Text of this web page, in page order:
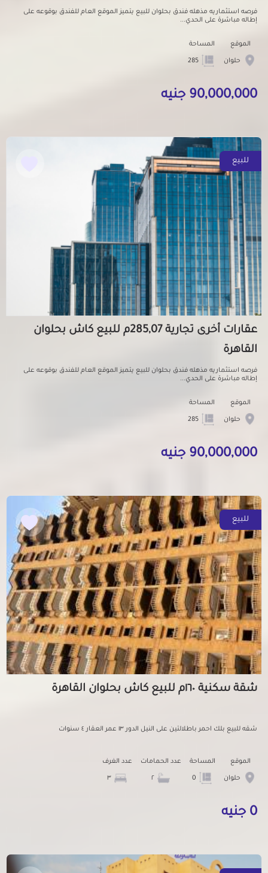
فرصه استثماريه مذهله فندق بحلوان للبيع يتميز الموقع العام للفندق بوقوعه على
إطاله مباشرة على الحدي...
الموقع
حلوان
المساحة
90,000,000 جنيه
للبيع
عقارات أخرى تجارية 285,07م للبيع كاش بحلوان
القاهرة
فرصه استثماريه مذهله فندق بحلوان للبيع يتميز الموقع العام للفندق بوقوعه على
إطاله مباشرة على الحدي...
الموقع
حلوان
المساحة
90,000,000 جنيه
للبيع
شقة سكنية ١٦٠م للبيع كاش بحلوان القاهرة
شقه للبيع بلك احمر باطلالتين على النيل الدور ١٣ عمر العقار ٤ سنوات
الموقع
حلوان
المساحة عدد الحمامات
٢
عدد الغرف
٣
0 جنيه